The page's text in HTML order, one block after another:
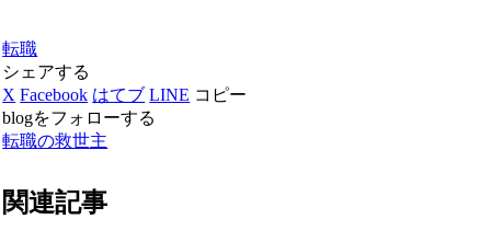
転職
シェアする
X Facebook はてブ LINE コピー
blogをフォローする
転職の救世主
関連記事